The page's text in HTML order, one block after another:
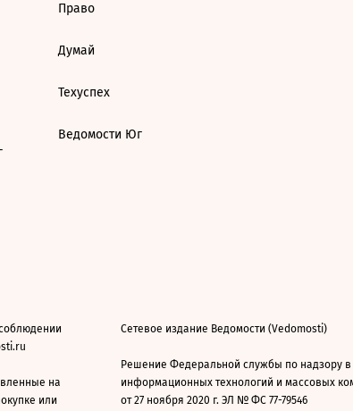
Право
Думай
Техуспех
Ведомости Юг
на
или
Сетевое издание Ведомости (Vedomosti)
Решение Федеральной службы по надзору
информационных технологий и массовых
от 27 ноября 2020 г. ЭЛ № ФС 77-79546